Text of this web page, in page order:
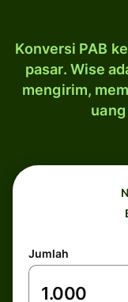
Konversi PAB
pasar. Wise
mengirim,
Jumlah